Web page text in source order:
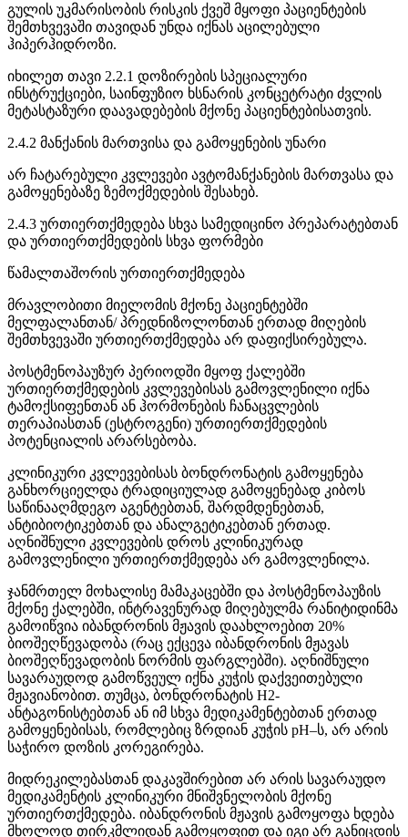
გულის უკმარისობის რისკის ქვეშ მყოფი პაციენტების
შემთხვევაში თავიდან უნდა იქნას აცილებული
ჰიპერჰიდროზი.
იხილეთ თავი 2.2.1 დოზირების სპეციალური
ინსტრუქციები, საინფუზიო ხსნარის კონცეტრატი ძვლის
მეტასტაზური დაავადებების მქონე პაციენტებისათვის.
2.4.2 მანქანის მართვისა და გამოყენების უნარი
არ ჩატარებული კვლევები ავტომანქანების მართვასა და
გამოყენებაზე ზემოქმედების შესახებ.
2.4.3 ურთიერთქმედება სხვა სამედიცინო პრეპარატებთან
და ურთიერთქმედების სხვა ფორმები
წამალთაშორის ურთიერთქმედება
მრავლობითი მიელომის მქონე პაციენტებში
მელფალანთან/ პრედნიზოლონთან ერთად მიღების
შემთხვევაში ურთიერთქმედება არ დაფიქსირებულა.
პოსტმენოპაუზურ პერიოდში მყოფ ქალებში
ურთიერთქმედების კვლევებისას გამოვლენილი იქნა
ტამოქსიფენთან ან ჰორმონების ჩანაცვლების
თერაპიასთან (ესტროგენი) ურთიერთქმედების
პოტენციალის არარსებობა.
კლინიკური კვლევებისას ბონდრონატის გამოყენება
განხორციელდა ტრადიციულად გამოყენებად კიბოს
საწინააღმდეგო აგენტებთან, შარდმდენებთან,
ანტიბიოტიკებთან და ანალგეტიკებთან ერთად.
აღნიშნული კვლევების დროს კლინიკურად
გამოვლენილი ურთიერთქმედება არ გამოვლენილა.
ჯანმრთელ მოხალისე მამაკაცებში და პოსტმენოპაუზის
მქონე ქალებში, ინტრავენურად მიღებულმა რანიტიდინმა
გამოიწვია იბანდრონის მჟავის დაახლოებით 20%
ბიოშეღწევადობა (რაც ექცევა იბანდრონის მჟავას
ბიოშეღწევადობის ნორმის ფარგლებში). აღნიშნული
სავარაუდოდ გამოწვეულ იქნა კუჭის დაქვეითებული
მჟავიანობით. თუმცა, ბონდრონატის H2-
ანტაგონისტებთან ან იმ სხვა მედიკამენტებთან ერთად
გამოყენებისას, რომლებიც ზრდიან კუჭის pH–ს, არ არის
საჭირო დოზის კორეგირება.
მიდრეკილებასთან დაკავშირებით არ არის სავარაუდო
მედიკამენტის კლინიკური მნიშვნელობის მქონე
ურთიერთქმედება. იბანდრონის მჟავის გამოყოფა ხდება
მხოლოდ თირკმლიდან გამოყოფით და იგი არ განიცდის